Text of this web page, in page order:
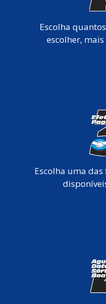
Escolha
escolher,
Escolha uma